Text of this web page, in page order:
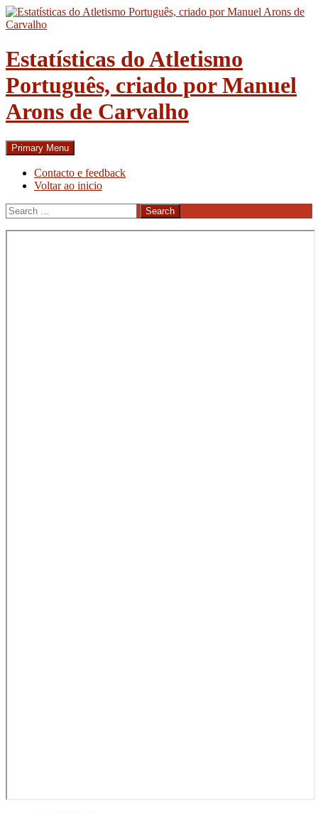
Skip
to
Estatísticas do Atletismo
Português, criado por Manuel
Arons de Carvalho
Search
Primary Menu
Contacto e feedback
Voltar ao inicio
Search
for: